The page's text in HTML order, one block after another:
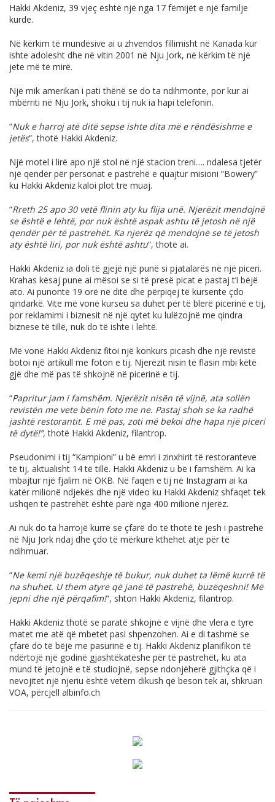
Hakki Akdeniz, 39 vjeç është një nga 17 fëmijët e një familje
kurde.
Në kërkim të mundësive ai u zhvendos fillimisht në Kanada kur
ishte adolesht dhe në vitin 2001 në Nju Jork, në kërkim të një
jete më të mirë.
Një mik amerikan i pati thënë se do ta ndihmonte, por kur ai
mbërriti në Nju Jork, shoku i tij nuk ia hapi telefonin.
“Nuk e harroj atë ditë sepse ishte dita më e rëndësishme e
jetës“, thotë Hakki Akdeniz.
Një motel i lirë apo një stol në një stacion treni…. ndalesa tjetër
një qendër për personat e pastrehë e quajtur misioni “Bowery”
ku Hakki Akdeniz kaloi plot tre muaj.
“Rreth 25 apo 30 vetë flinin aty ku flija unë. Njerëzit mendojnë
se është e lehtë, por nuk është aspak ashtu të jetosh në një
qendër për të pastrehët. Ka njerëz që mendojnë se të jetosh
aty është liri, por nuk është ashtu“, thotë ai.
Hakki Akdeniz ia doli të gjejë një punë si pjatalarës në një piceri.
Krahas kësaj pune ai mësoi se si të presë picat e pastaj t’i bëjë
ato. Ai punonte 19 orë në ditë dhe përpiqej të kursente çdo
qindarkë. Vite më vonë kurseu sa duhet për të blerë picerinë e tij,
por reklamimi i biznesit në një qytet ku lulëzojnë me qindra
biznese të tillë, nuk do të ishte i lehtë.
Më vonë Hakki Akdeniz fitoi një konkurs picash dhe një revistë
botoi një artikull me foton e tij. Njerëzit nisin të flasin mbi këtë
gjë dhe më pas të shkojnë në picerinë e tij.
“Papritur jam i famshëm. Njerëzit nisën të vijnë, ata sollën
revistën me vete bënin foto me ne. Pastaj shoh se ka radhë
jashtë restorantit. E më pas, zoti më bekoi dhe hapa një piceri
të dytë!”, thotë Hakki Akdeniz, filantrop.
Pseudonimi i tij “Kampioni” u bë emri i zinxhirit të restoranteve
të tij, aktualisht 14 të tillë. Hakki Akdeniz u bë i famshëm. Ai ka
mbajtur një fjalim në OKB. Në faqen e tij në Instagram ai ka
katër milionë ndjekës dhe një video ku Hakki Akdeniz shfaqet tek
ushqen të pastrehët është parë nga 400 milionë njerëz.
Ai nuk do ta harrojë kurrë se çfarë do të thotë të jesh i pastrehë
në Nju Jork ndaj dhe çdo të mërkurë kthehet atje për të
ndihmuar.
“Ne kemi një buzëqeshje të bukur, nuk duhet ta lëmë kurrë të
na shuhet. U them atyre që janë të pastrehë, buzëqeshni! Më
jepni dhe një përqafim!“, shton Hakki Akdeniz, filantrop.
Hakki Akdeniz thotë se paratë shkojnë e vijnë dhe vlera e tyre
matet me atë që mbetet pasi shpenzohen. Ai e di tashmë se
çfarë do të bëjë me pasurinë e tij. Hakki Akdeniz planifikon të
ndërtojë një godinë gjashtëkatëshe për të pastrehët, ku ata
mund të jetojnë e të studiojnë, sepse ndonjëherë gjithçka që i
nevojitet një njeriu është vetëm dikush që beson tek ai, shkruan
VOA, përcjell albinfo.ch